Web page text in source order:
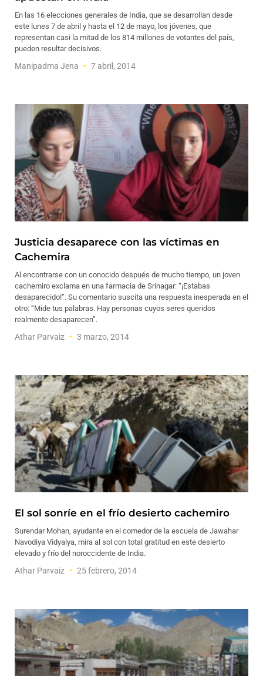
En las 16 elecciones generales de India, que se desarrollan desde
este lunes 7 de abril y hasta el 12 de mayo, los jóvenes, que
representan casi la mitad de los 814 millones de votantes del país,
pueden resultar decisivos.
Manipadma Jena 7 abril, 2014
Justicia desaparece con las víctimas en
Cachemira
Al encontrarse con un conocido después de mucho tiempo, un joven
cachemiro exclama en una farmacia de Srinagar: “¡Estabas
desaparecido!”. Su comentario suscita una respuesta inesperada en el
otro: “Mide tus palabras. Hay personas cuyos seres queridos
realmente desaparecen”.
Athar Parvaiz 3 marzo, 2014
El sol sonríe en el frío desierto cachemiro
Surendar Mohan, ayudante en el comedor de la escuela de Jawahar
Navodiya Vidyalya, mira al sol con total gratitud en este desierto
elevado y frío del noroccidente de India.
Athar Parvaiz 25 febrero, 2014